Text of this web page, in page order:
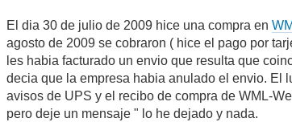
El dia 30 de julio de 2009 hice una compra en
agosto de 2009 se cobraron ( hice el pago por
les habia facturado un envio que resulta que
decia que la empresa habia anulado el envio. El
avisos de UPS y el recibo de compra de WML-
pero deje un mensaje " lo he dejado y nada.